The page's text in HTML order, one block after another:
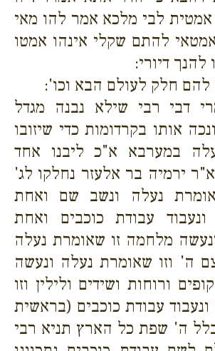
אמטית לבי מלכא אמר להו מאי
להתם שקלי אינהו אמטו
דיורי:
להם חלק לעולם הבא וכו':
דבי רבי שילא נבנה מגדל
אותו בקרדומות כדי שיזובו
במערבא א"כ ליבנו אחד
ירמיה בר אלעזר נחלקו לג'
נעלה ונשב שם ואחת
עבודת כוכבים ואחת
מלחמה זו שאומרת נעלה
ה' וזו שאומרת נעלה ונעשה
ורוחות ושידים ולילין וזו
עבודת כוכבים (בראשית
ה' שפת כל הארץ תניא רבי